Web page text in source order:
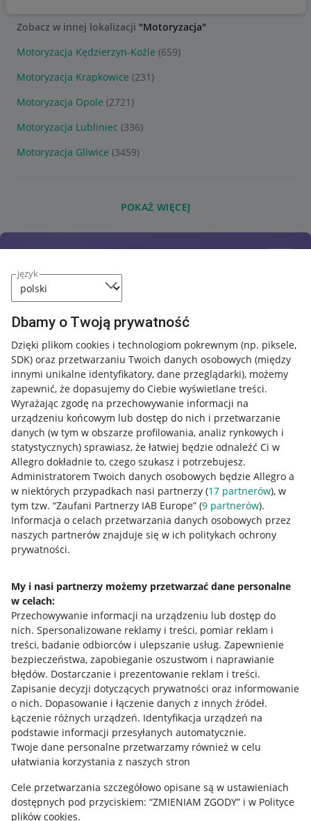
język
Dbamy o Twoją prywatność
Dzięki plikom cookies i technologiom pokrewnym (np. piksele,
SDK) oraz przetwarzaniu Twoich danych osobowych (między
innymi unikalne identyfikatory, dane przeglądarki), możemy
zapewnić, że dopasujemy do Ciebie wyświetlane treści.
Wyrażając zgodę na przechowywanie informacji na
urządzeniu końcowym lub dostęp do nich i przetwarzanie
danych (w tym w obszarze profilowania, analiz rynkowych i
statystycznych) sprawiasz, że łatwiej będzie odnaleźć Ci w
Allegro dokładnie to, czego szukasz i potrzebujesz.
Administratorem Twoich danych osobowych będzie Allegro a
w niektórych przypadkach nasi partnerzy (17 partnerów), w
tym tzw. “Zaufani Partnerzy IAB Europe” (9 partnerów).
Informacja o celach przetwarzania danych osobowych przez
naszych partnerów znajduje się w ich politykach ochrony
prywatności.
My i nasi partnerzy możemy przetwarzać dane personalne
w celach:
Przechowywanie informacji na urządzeniu lub dostęp do
nich. Spersonalizowane reklamy i treści, pomiar reklam i
treści, badanie odbiorców i ulepszanie usług. Zapewnienie
bezpieczeństwa, zapobieganie oszustwom i naprawianie
błędów. Dostarczanie i prezentowanie reklam i treści.
Zapisanie decyzji dotyczących prywatności oraz informowanie
o nich. Dopasowanie i łączenie danych z innych źródeł.
Łączenie różnych urządzeń. Identyfikacja urządzeń na
podstawie informacji przesyłanych automatycznie.
Twoje dane personalne przetwarzamy również w celu
ułatwiania korzystania z naszych stron
Cele przetwarzania szczegółowo opisane są w ustawieniach
dostępnych pod przyciskiem: “ZMIENIAM ZGODY” i w Polityce
plików cookies.
Zobacz w innej lokalizacji "Motoryzacja"
Motoryzacja Kędzierzyn-Koźle (659)
Motoryzacja Krapkowice (231)
Motoryzacja Opole (2721)
Motoryzacja Lubliniec (336)
Motoryzacja Gliwice (3459)
POKAŻ WIĘCEJ
Przydatne informacje
Jak to działa
Allegro Gadane dla sprzedających
Allegro Gadane dla kupujących
Mapa miejscowości
Informacje prawne
Regulamin
Polityka plików "cookies"
Ustawienia plików "cookies"
Udostępnianie lokalizacji
Informacje dla Aktu o Usługach Cyfrowych